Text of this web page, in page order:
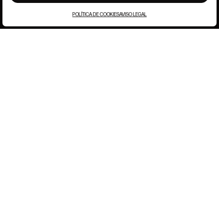
POLÍTICA DE COOKIESAVISO LEGAL